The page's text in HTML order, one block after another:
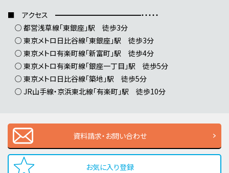
■ アクセス ━━━━━━━━━━━━・・・・・
○ 都営浅草線「東銀座」駅 徒歩3分
○ 東京メトロ日比谷線「東銀座」駅 徒歩3分
○ 東京メトロ有楽町線「新富町」駅 徒歩4分
○ 東京メトロ有楽町線「銀座一丁目」駅 徒歩5分
○ 東京メトロ日比谷線「築地」駅 徒歩5分
○ JR山手線・京浜東北線「有楽町」駅 徒歩10分
資料請求・お問い合わせ
お気に入り登録